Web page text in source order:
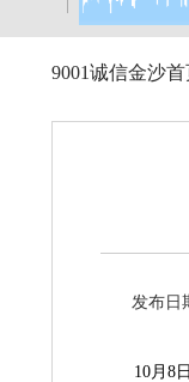
9001诚信金沙
发布日
10月8